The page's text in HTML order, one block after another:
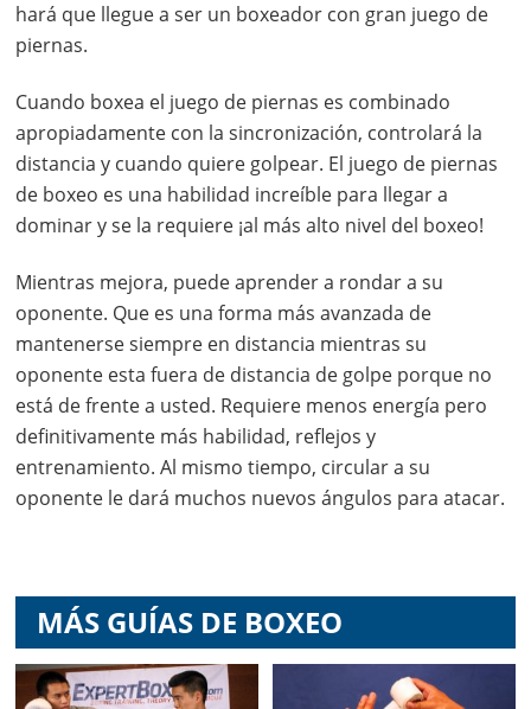
hará que llegue a ser un boxeador con gran juego de
piernas.
Cuando boxea el juego de piernas es combinado
apropiadamente con la sincronización, controlará la
distancia y cuando quiere golpear. El juego de piernas
de boxeo es una habilidad increíble para llegar a
dominar y se la requiere ¡al más alto nivel del boxeo!
Mientras mejora, puede aprender a rondar a su
oponente. Que es una forma más avanzada de
mantenerse siempre en distancia mientras su
oponente esta fuera de distancia de golpe porque no
está de frente a usted. Requiere menos energía pero
definitivamente más habilidad, reflejos y
entrenamiento. Al mismo tiempo, circular a su
oponente le dará muchos nuevos ángulos para atacar.
MÁS GUÍAS DE BOXEO